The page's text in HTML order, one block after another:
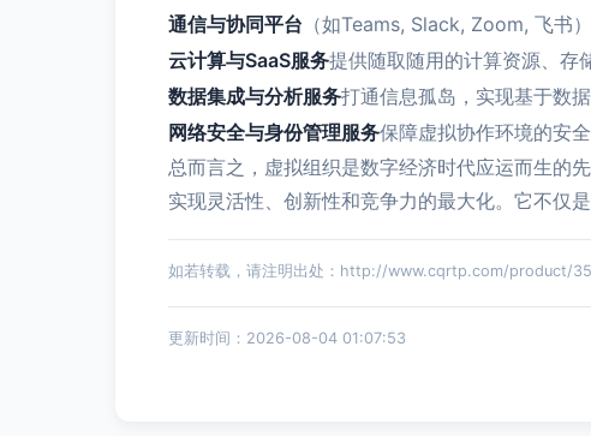
通信与协同平台 （如Teams, Slack, Zoom, 飞书
云计算与SaaS服务提供随取随用的计算资源、存
数据集成与分析服务打通信息孤岛，实现基于数据
网络安全与身份管理服务保障虚拟协作环境的安全
总而言之，虚拟组织是数字经济时代应运而生的
实现灵活性、创新性和竞争力的最大化。它不仅
如若转载，请注明出处：http://www.cqrtp.com/product/
更新时间：2026-08-04 01:07:53